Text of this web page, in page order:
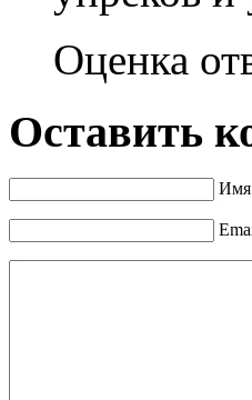
Оценка
Оставить
Имя